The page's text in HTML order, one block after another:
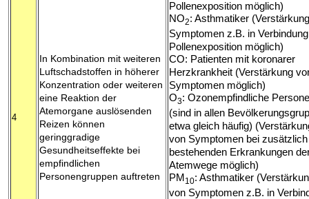
4
In Kombination mit weiteren
Luftschadstoffen in höherer
Konzentration oder weiteren
eine Reaktion der
Atemorgane auslösenden
Reizen können
geringgradige
Gesundheitseffekte bei
empfindlichen
Personengruppen auftreten
Pollenexposition möglich)
NO2: Asthmatiker
Symptomen z.B. in
Pollenexposition möglich)
CO: Patienten mit koronarer
Herzkrankheit (Verstärkung
Symptomen möglich)
O3: Ozonempfindliche
(sind in allen
etwa gleich häufig)
von Symptomen bei zusätzlich
bestehenden Erkrankungen
Atemwege möglich)
PM 10: Asthmatiker
von Symptomen z.B. in